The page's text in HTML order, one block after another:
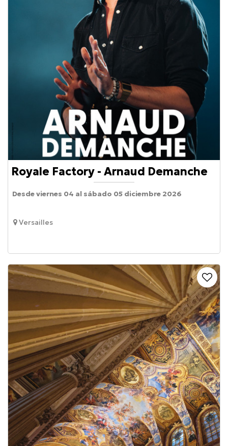
Royale Factory - Arnaud Demanche
Versailles
Desde viernes 04 al sábado 05 diciembre 2026